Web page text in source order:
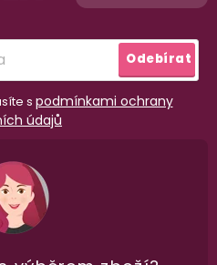
s podmínkami ochrany
údajů
Odebírat